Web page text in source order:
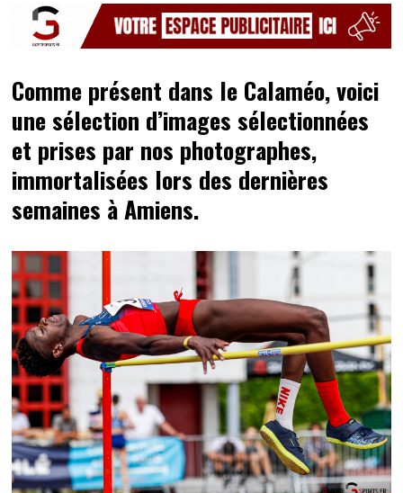
Comme présent dans le Calaméo, voici
une sélection d’images sélectionnées
et prises par nos photographes,
immortalisées lors des dernières
semaines à Amiens.